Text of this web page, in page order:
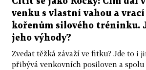
venku s vlastní vahou a vrací
kořenům silového tréninku.
jeho výhody?
Zvedat těžká závaží ve fitku? Jde to i
přibývá venkovních posiloven a